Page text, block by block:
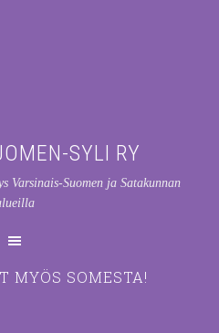
SYLI RY
Varsinais-Suomen ja Satakunnan
MYÖS SOMESTA!